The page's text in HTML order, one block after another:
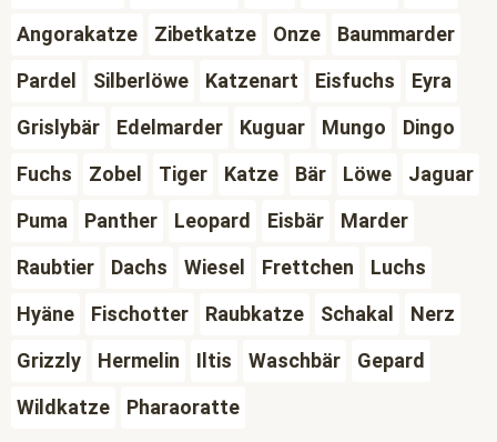
Angorakatze
Zibetkatze Onze
Baummarder
Pardel
Silberlöwe Katzenart Eisfuchs
Eyra
Grislybär
Edelmarder Kuguar Mungo
Dingo
Fuchs
Zobel Tiger Katze Bär Löwe
Jaguar
Puma
Panther Leopard Eisbär
Marder
Raubtier
Dachs Wiesel Frettchen
Luchs
Hyäne
Fischotter Raubkatze Schakal
Nerz
Grizzly
Hermelin Iltis Waschbär
Gepard
Wildkatze
Pharaoratte